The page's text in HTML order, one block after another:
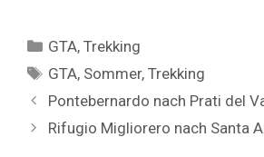
Categories
GTA,Trekking
Tags
GTA, Sommer,Trekking
Pontebernardo nach Prati del
Rifugio Migliorero nach Santa